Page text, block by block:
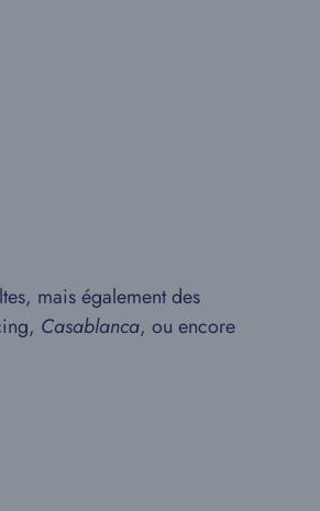
mais également des
Casablanca, ou encore